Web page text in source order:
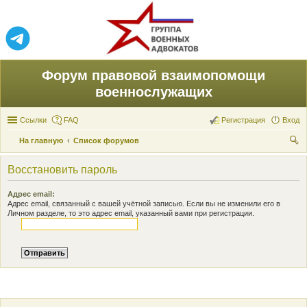
Форум правовой взаимопомощи
военнослужащих
Ссылки FAQ Вход
Регистрация
На главную
Список форумов
ои
Восстановить пароль
Адрес email:
Адрес email, связанный с вашей учётной записью. Если вы не изменили его в
Личном разделе, то это адрес email, указанный вами при регистрации.